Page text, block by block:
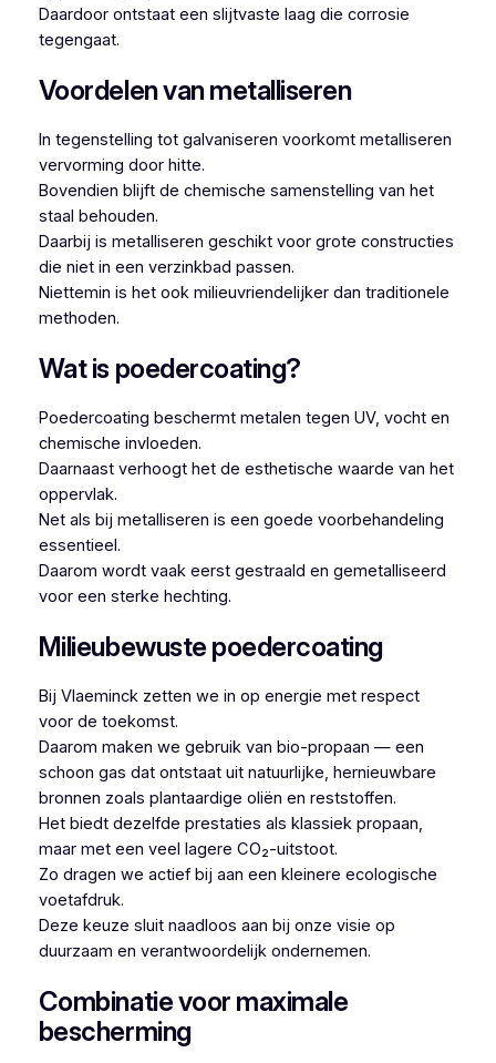
Daardoor ontstaat een slijtvaste laag die corrosie
tegengaat.
Voordelen van metalliseren
In tegenstelling tot galvaniseren voorkomt metalliseren
vervorming door hitte.
Bovendien blijft de chemische samenstelling van het
staal behouden.
Daarbij is metalliseren geschikt voor grote constructies
die niet in een verzinkbad passen.
Niettemin is het ook milieuvriendelijker dan traditionele
methoden.
Wat is poedercoating?
Poedercoating beschermt metalen tegen UV, vocht en
chemische invloeden.
Daarnaast verhoogt het de esthetische waarde van het
oppervlak.
Net als bij metalliseren is een goede voorbehandeling
essentieel.
Daarom wordt vaak eerst gestraald en gemetalliseerd
voor een sterke hechting.
Milieubewuste poedercoating
Bij Vlaeminck zetten we in op energie met respect
voor de toekomst.
Daarom maken we gebruik van bio-propaan — een
schoon gas dat ontstaat uit natuurlijke, hernieuwbare
bronnen zoals plantaardige oliën en reststoffen.
Het biedt dezelfde prestaties als klassiek propaan,
maar met een veel lagere CO₂-uitstoot.
Zo dragen we actief bij aan een kleinere ecologische
voetafdruk.
Deze keuze sluit naadloos aan bij onze visie op
duurzaam en verantwoordelijk ondernemen.
Combinatie voor maximale
bescherming